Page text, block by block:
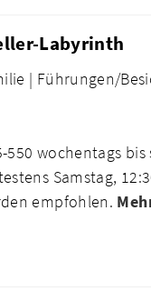
Labyrinth
| Führungen/
wochentags
Samstag,
empfohlen.